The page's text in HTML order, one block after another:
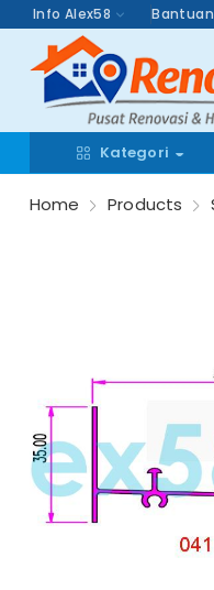
Info Alex58
Kategori
Home Products